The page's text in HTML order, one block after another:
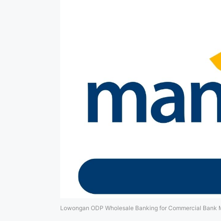
Lowongan ODP Wholesale Banking for Commercial Bank